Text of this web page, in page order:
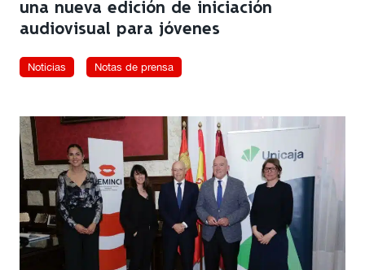
una nueva edición de iniciación
audiovisual para jóvenes
Noticias Notas de prensa